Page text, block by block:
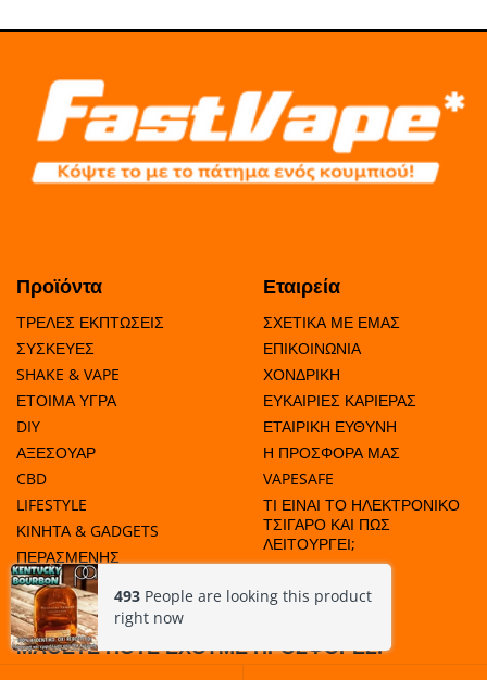
Προϊόντα
ΤΡΕΛΕΣ ΕΚΠΤΩΣΕΙΣ
ΣΥΣΚΕΥΕΣ
SHAKE & VAPE
ΕΤΟΙΜΑ ΥΓΡΑ
DIY
ΑΞΕΣΟΥΑΡ
CBD
LIFESTYLE
ΚΙΝΗΤΑ & GADGETS
ΠΕΡΑΣΜΕΝΗΣ
ΗΜΕΡΟΜΗΝΙΑΣ
Εταιρεία
ΣΧΕΤΙΚΑ ΜΕ ΕΜΑΣ
ΕΠΙΚΟΙΝΩΝΙΑ
ΧΟΝΔΡΙΚΗ
ΕΥΚΑΙΡΙΕΣ ΚΑΡΙΕΡΑΣ
ΕΤΑΙΡΙΚΗ ΕΥΘΥΝΗ
Η ΠΡΟΣΦΟΡΑ ΜΑΣ
VAPESAFE
ΤΙ ΕΙΝΑΙ ΤΟ ΗΛΕΚΤΡΟΝΙΚΟ
ΤΣΙΓΑΡΟ ΚΑΙ ΠΩΣ
ΛΕΙΤΟΥΡΓΕΙ;
ΜΑΘΕΤΕ ΠΟΤΕ ΕΧΟΥΜΕ ΠΡΟΣΦΟΡΕΣ!
493 People are looking this product
right now